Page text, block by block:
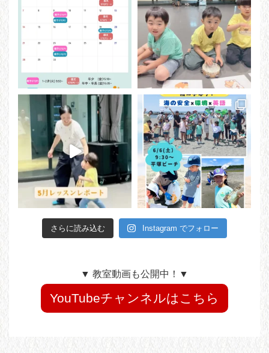
さらに読み込む Instagram でフォロー
▼ 教室動画も公開中！▼
YouTubeチャンネルはこちら